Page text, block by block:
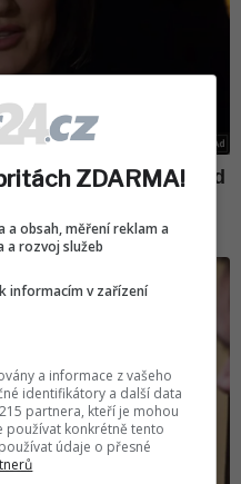
ZDARMA!
a obsah, měření reklam a
a rozvoj služeb
informacím v zařízení
a informace z vašeho
identifikátory a další data
partnera, kteří je mohou
používat konkrétně tento
údaje o přesné